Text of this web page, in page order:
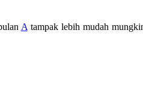
A tampak lebih mudah